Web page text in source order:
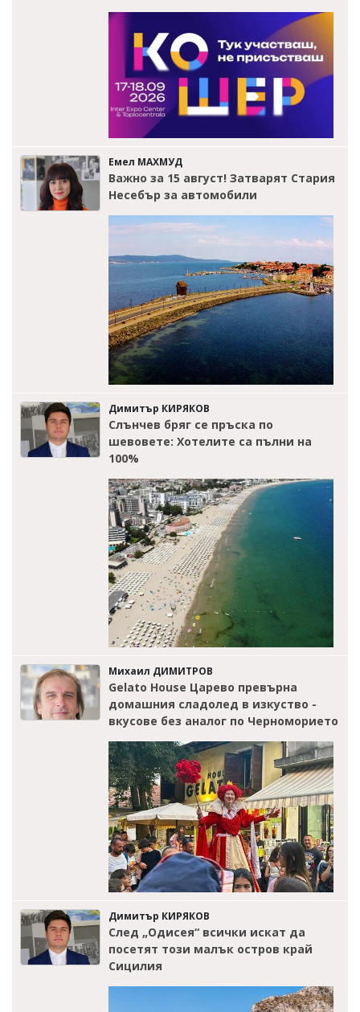
Емел МАХМУД
Важно за 15 август! Затварят Стария
Несебър за автомобили
Димитър КИРЯКОВ
Слънчев бряг се пръска по
шевовете: Хотелите са пълни на
100%
Михаил ДИМИТРОВ
Gelato House Царево превърна
домашния сладолед в изкуство -
вкусове без аналог по Черноморието
Димитър КИРЯКОВ
След „Одисея“ всички искат да
посетят този малък остров край
Сицилия